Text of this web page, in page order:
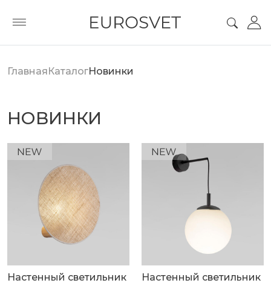
ГлавнаяКаталогНовинки
НОВИНКИ
Настенный светильник
Настенный светильник